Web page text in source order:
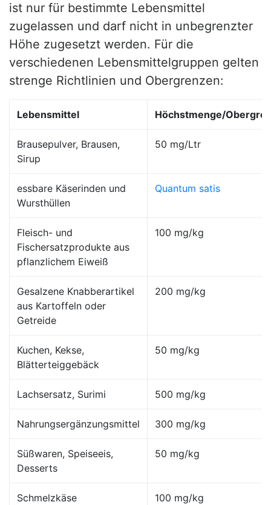
ist nur für bestimmte Lebensmittel
zugelassen und darf nicht in unbegrenzter
Höhe zugesetzt werden. Für die
verschiedenen Lebensmittelgruppen gelten
strenge Richtlinien und Obergrenzen:
Lebensmittel Höchstmenge/
Brausepulver, Brausen,
Sirup
50 mg/Ltr
essbare Käserinden und
Wursthüllen
Quantum satis
Fleisch- und
Fischersatzprodukte aus
pflanzlichem Eiweiß
100 mg/kg
Gesalzene Knabberartikel
aus Kartoffeln oder
Getreide
200 mg/kg
Kuchen, Kekse,
Blätterteiggebäck
50 mg/kg
Lachsersatz, Surimi 500 mg/kg
Nahrungsergänzungsmittel 300 mg/kg
Süßwaren, Speiseeis,
Desserts
50 mg/kg
Schmelzkäse 100 mg/kg